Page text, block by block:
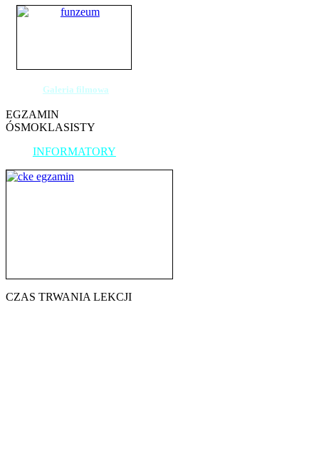
Galeria filmowa
EGZAMIN
ÓSMOKLASISTY
INFORMATORY
CZAS TRWANIA LEKCJI